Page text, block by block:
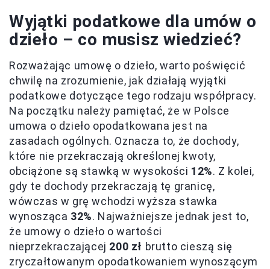
Wyjątki podatkowe dla umów o
dzieło – co musisz wiedzieć?
Rozważając umowę o dzieło, warto poświęcić
chwilę na zrozumienie, jak działają wyjątki
podatkowe dotyczące tego rodzaju współpracy.
Na początku należy pamiętać, że w Polsce
umowa o dzieło opodatkowana jest na
zasadach ogólnych. Oznacza to, że dochody,
które nie przekraczają określonej kwoty,
obciążone są stawką w wysokości 12%. Z kolei,
gdy te dochody przekraczają tę granicę,
wówczas w grę wchodzi wyższa stawka
wynosząca 32%. Najważniejsze jednak jest to,
że umowy o dzieło o wartości
nieprzekraczającej 200 zł brutto cieszą się
zryczałtowanym opodatkowaniem wynoszącym